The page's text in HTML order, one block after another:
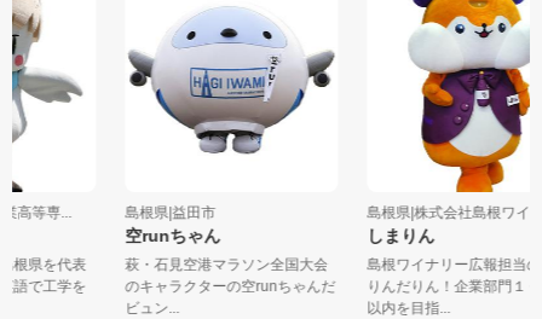
業高等専...
島根県を代表
英語で工学を
島根県|益田市
空runちゃん
萩・石見空港マラソン全国大会
のキャラクターの空runちゃんだ
ビュン...
島根県|株式会社島根ワ
しまりん
島根ワイナリー広報担当
りんだりん！企業部門
以内を目指...